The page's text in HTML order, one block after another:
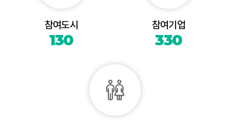
참여도시
130
참여기업
330